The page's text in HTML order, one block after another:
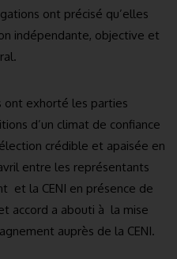
ont précisé qu’elles
indépendante, objective et
ont exhorté les parties
d’un climat de confiance
crédible et apaisée en
entre les représentants
et la CENI en présence de
accord a abouti à la mise
auprès de la CENI.